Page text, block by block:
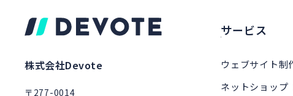
株式会社Devote
〒277-0014
サービス
ウェブサイト制
ネットショップ